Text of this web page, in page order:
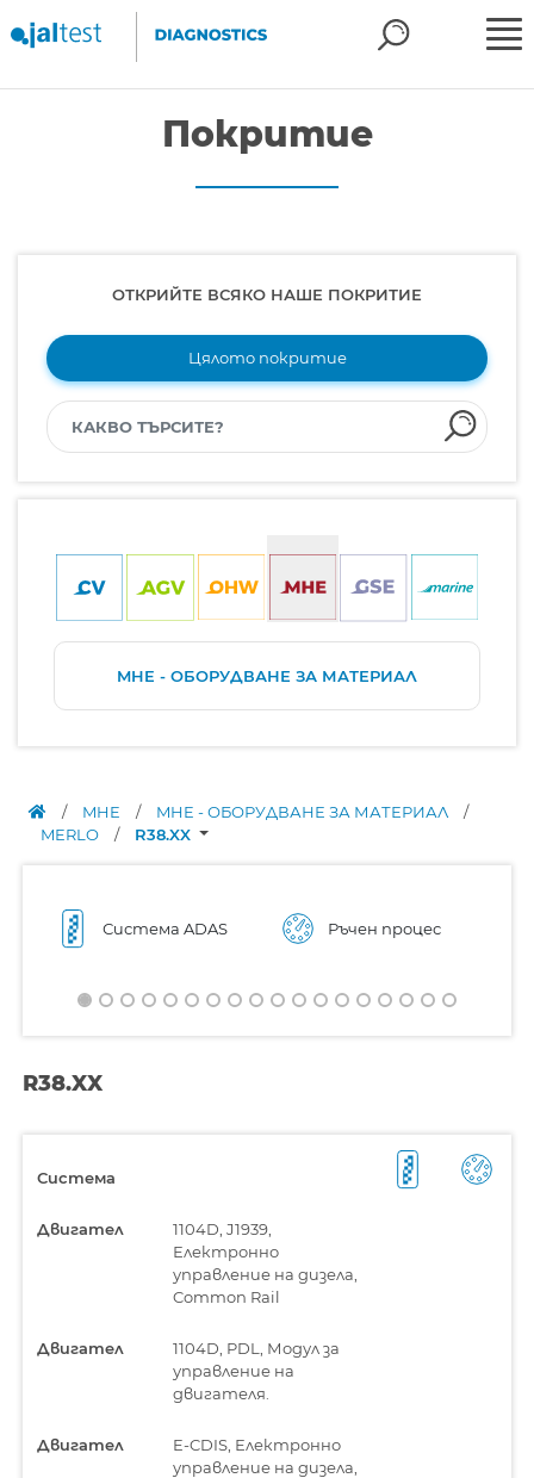
Покритие
ОТКРИЙТЕ ВСЯКО НАШЕ ПОКРИТИЕ
Цялото покритие
MHE - ОБОРУДВАНЕ ЗА МАТЕРИАЛ
/ MHE / MHE - ОБОРУДВАНЕ ЗА МАТЕРИАЛ
/
MERLO
/ R38.XX
Система ADAS Ръчен процес
R38.XX
Система
Двигател
1104D, J1939,
Електронно
управление на дизела,
Common Rail
Двигател
1104D, PDL, Модул за
управление на
двигателя.
Двигател
E-CDIS, Електронно
управление на дизела,